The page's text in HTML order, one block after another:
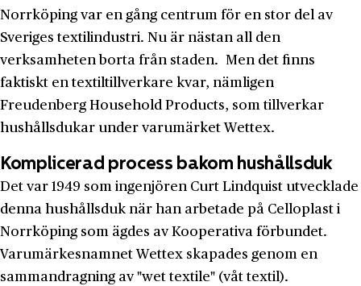
Norrköping var en gång centrum för en stor del av
Sveriges textilindustri. Nu är nästan all den
verksamheten borta från staden. Men det finns
faktiskt en textiltillverkare kvar, nämligen
Freudenberg Household Products, som tillverkar
hushållsdukar under varumärket Wettex.
Komplicerad process bakom hushållsduk
Det var 1949 som ingenjören Curt Lindquist utvecklade
denna hushållsduk när han arbetade på Celloplast i
Norrköping som ägdes av Kooperativa förbundet.
Varumärkesnamnet Wettex skapades genom en
sammandragning av "wet textile" (våt textil).